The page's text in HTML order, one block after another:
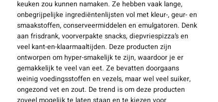
keuken zou kunnen namaken. Ze hebben vaak lange,
onbegrijpelijke ingrediëntenlijsten vol met kleur-, geur- en
smaakstoffen, conserveermiddelen en emulgatoren. Denk
aan frisdrank, voorverpakte snacks, diepvriespizza’s en
veel kant-en-klaarmaaltijden. Deze producten zijn
ontworpen om hyper-smakelijk te zijn, waardoor je er
gemakkelijk te veel van eet. Ze bevatten doorgaans
weinig voedingsstoffen en vezels, maar wel veel suiker,
ongezond vet en zout. De trend is om deze producten